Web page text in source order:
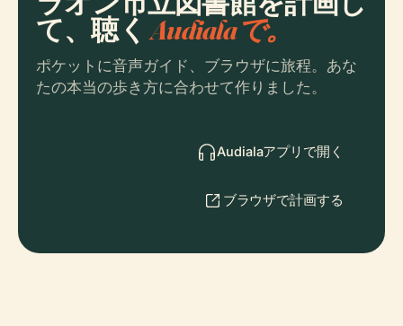
て、聴くAudialaで。
ポケットに音声ガイド、ブラウザに旅程。あな
たの本当の歩き方に合わせて作りました。
Audialaアプリで開く
ブラウザで計画する